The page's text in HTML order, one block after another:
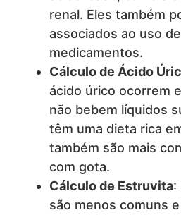
renal. Eles também
associados ao uso
medicamentos.
Cálculo de Ácido
ácido úrico ocorrem
não bebem líquidos
têm uma dieta rica
também são mais
com gota.
Cálculo de Estruvita:
são menos comuns